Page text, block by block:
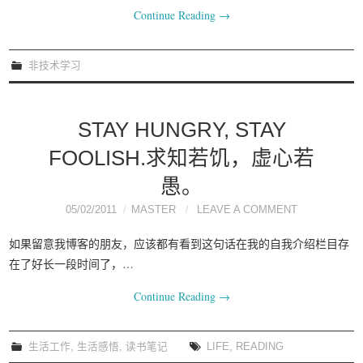
Continue Reading →
非技术学习
STAY HUNGRY, STAY
FOOLISH.求知若饥，虚心若
愚。
05/02/2011 MASTER LEAVE A COMMENT
如果留意我博客的朋友，应该都有看到这句话在我的自我介绍栏目存
在了好长一段时间了，…
Continue Reading →
生活工作 生活感悟 ,读书笔记 LIFE READING